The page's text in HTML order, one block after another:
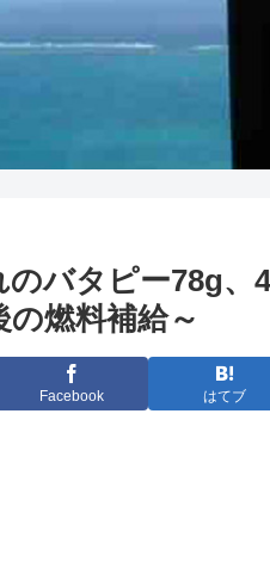
のバタピー78g
燃料補給～
Facebook はてブ